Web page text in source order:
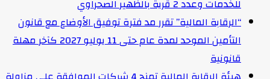
للخدمات وعدد 2 قرية بالظهير الصحراوي
“الرقابة المالية” تقرر مد فترة توفيق الأوضاع مع قانون
التأمين الموحد لمدة عام حتى 11 يوليو 2027 كآخر مهلة
قانونية